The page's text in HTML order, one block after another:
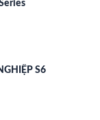
₫.
S6